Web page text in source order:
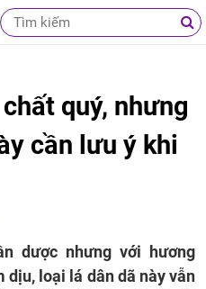
quý, nhưng
cần lưu ý khi
dược nhưng với hương
loại lá dân dã này vẫn